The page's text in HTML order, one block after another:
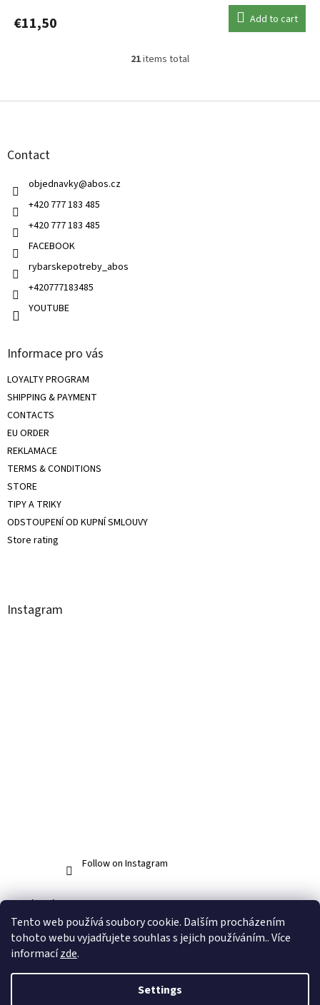
Tento web používá soubory cookie. Dalším procházením
tohoto webu vyjadřujete souhlas s jejich používáním.. Více
informacízde.
Settings
€11,50 Add to cart
L
t
21items total
Contact
objednavky@abos.cz
+420 777 183 485
+420 777 183 485
FACEBOOK
rybarskepotreby_abos
+420777183485
YOUTUBE
Informace pro vás
LOYALTY PROGRAM
SHIPPING & PAYMENT
CONTACTS
EU ORDER
REKLAMACE
TERMS & CONDITIONS
STORE
TIPY A TRIKY
ODSTOUPENÍ OD KUPNÍ SMLOUVY
Store rating
Instagram
Follow on Instagram
Facebook